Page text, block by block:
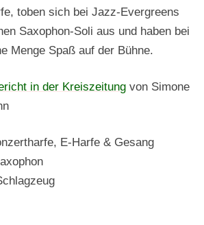
toben sich bei Jazz-Evergreens
Saxophon-Soli aus und haben bei
Menge Spaß auf der Bühne.
in der Kreiszeitung von Simone
E-Harfe & Gesang